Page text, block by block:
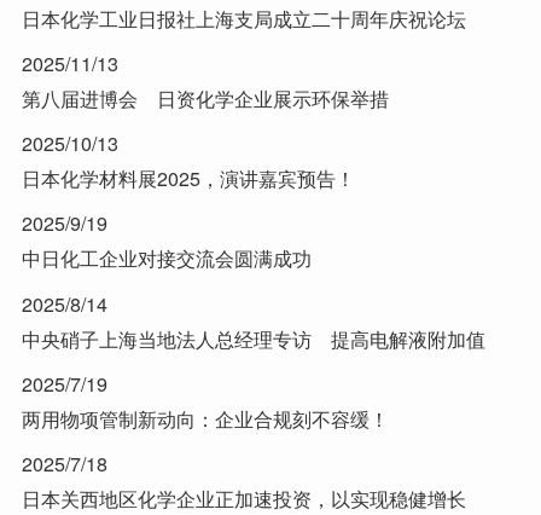
日本化学工业日报社上海支局成立二十周年庆祝论坛
2025/11/13
第八届进博会 日资化学企业展示环保举措
2025/10/13
日本化学材料展2025，演讲嘉宾预告！
2025/9/19
中日化工企业对接交流会圆满成功
2025/8/14
中央硝子上海当地法人总经理专访 提高电解液附加值
2025/7/19
两用物项管制新动向：企业合规刻不容缓！
2025/7/18
日本关西地区化学企业正加速投资，以实现稳健增长